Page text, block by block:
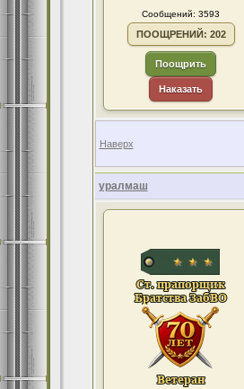
Сообщений: 3593
ПООЩРЕНИЙ: 202
Поощрить
Наказать
Наверх
уралмаш